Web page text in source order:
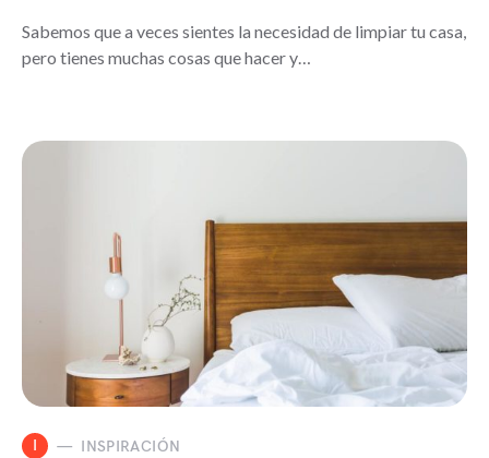
Sabemos que a veces sientes la necesidad de limpiar tu casa,
pero tienes muchas cosas que hacer y…
I INSPIRACIÓN